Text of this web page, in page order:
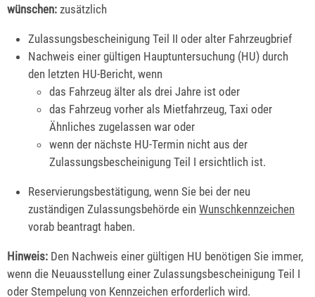
wünschen: zusätzlich
Zulassungsbescheinigung Teil II oder alter Fahrzeugbrief
Nachweis einer gültigen Hauptuntersuchung (HU) durch
den letzten HU-Bericht, wenn
das Fahrzeug älter als drei Jahre ist oder
das Fahrzeug vorher als Mietfahrzeug, Taxi oder
Ähnliches zugelassen war oder
wenn der nächste HU-Termin nicht aus der
Zulassungsbescheinigung Teil I ersichtlich ist.
Reservierungsbestätigung, wenn Sie bei der neu
zuständigen Zulassungsbehörde einWunschkennzeichen
vorab beantragt haben.
Hinweis: Den Nachweis einer gültigen HU benötigen Sie immer,
wenn die Neuausstellung einer Zulassungsbescheinigung Teil I
oder Stempelung von Kennzeichen erforderlich wird.